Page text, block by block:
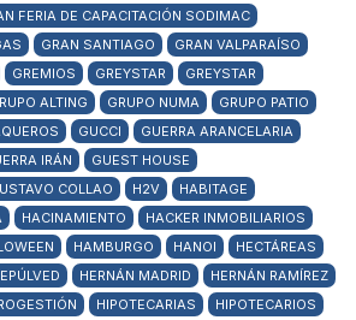
FERIA DE CAPACITACIÓN SODIMAC
GRAN SANTIAGO
GRAN VALPARAÍSO
GREMIOS GREYSTAR
GREYSTAR
ALTING GRUPO NUMA
GRUPO PATIO
GUCCI
GUERRA ARANCELARIA
IRÁN
GUEST HOUSE
COLLAO H2V
HABITAGE
HACINAMIENTO
HACKER INMOBILIARIOS
HAMBURGO HANOI
HECTÁREAS
HERNÁN MADRID
HERNÁN RAMÍREZ
HIPOTECARIAS
HIPOTECARIOS